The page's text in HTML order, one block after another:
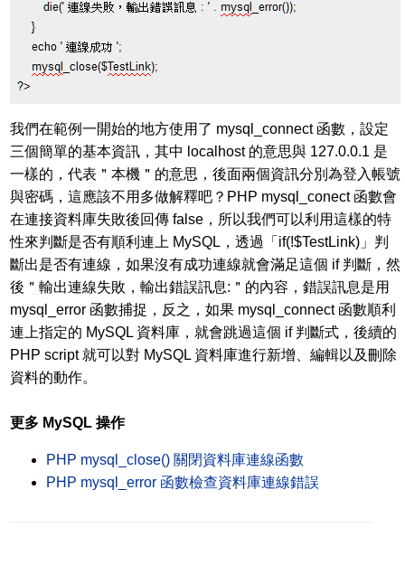
我們在範例一開始的地方使用了 mysql_connect 函數，設定
三個簡單的基本資訊，其中 localhost 的意思與 127.0.0.1 是
一樣的，代表＂本機＂的意思，後面兩個資訊分別為登入帳號
與密碼，這應該不用多做解釋吧？PHP mysql_conect 函數會
在連接資料庫失敗後回傳 false，所以我們可以利用這樣的特
性來判斷是否有順利連上 MySQL，透過「if(!$TestLink)」判
斷出是否有連線，如果沒有成功連線就會滿足這個 if 判斷，然
後＂輸出連線失敗，輸出錯誤訊息:＂的內容，錯誤訊息是用
mysql_error 函數捕捉，反之，如果 mysql_connect 函數順利
連上指定的 MySQL 資料庫，就會跳過這個 if 判斷式，後續的
PHP script 就可以對 MySQL 資料庫進行新增、編輯以及刪除
資料的動作。
更多 MySQL 操作
PHP mysql_close() 關閉資料庫連線函數
PHP mysql_error 函數檢查資料庫連線錯誤